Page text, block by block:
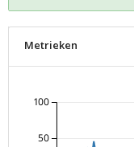
Metrieken
50
100